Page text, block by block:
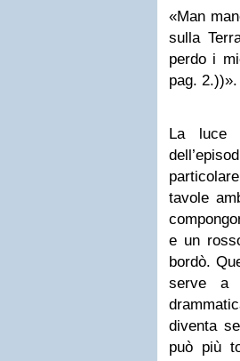
«Man
sulla
perdo i
pag. 2.))».
La luce
tavole
e un
bordò.
serve a
diventa
può più